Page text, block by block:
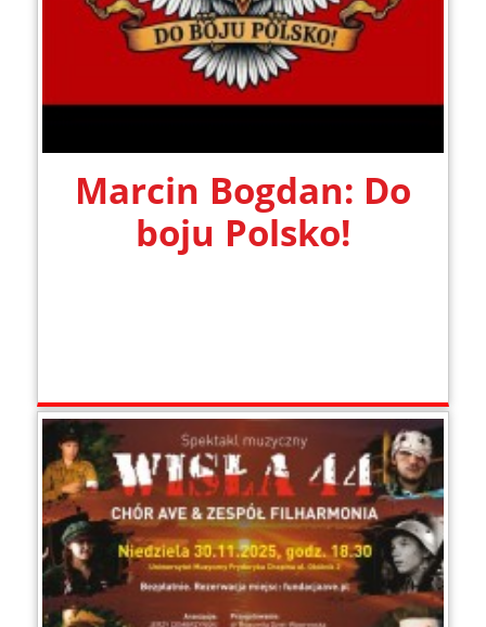
Marcin Bogdan: Do
boju Polsko!